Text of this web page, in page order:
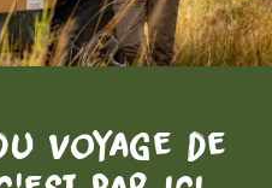
voyage de